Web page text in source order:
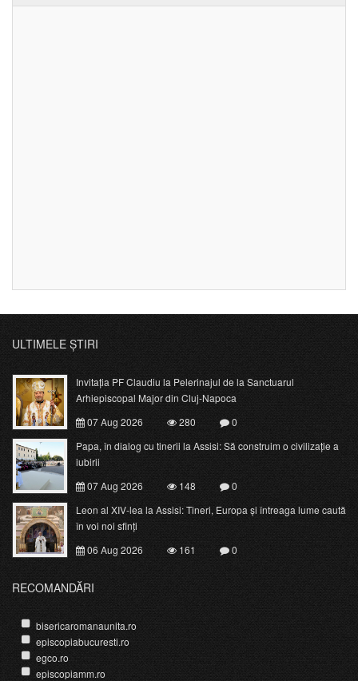
ULTIMELE ȘTIRI
Invitația PF Claudiu la Pelerinajul de la Sanctuarul
Arhiepiscopal Major din Cluj-Napoca
07 Aug 2026
280
0
Papa, în dialog cu tinerii la Assisi: Să construim o civilizație a
iubirii
07 Aug 2026
148
0
Leon al XIV-lea la Assisi: Tineri, Europa și întreaga lume caută
în voi noi sfinți
06 Aug 2026
161 0
RECOMANDĂRI
bisericaromanaunita.ro
episcopiabucuresti.ro
egco.ro
episcopiamm.ro